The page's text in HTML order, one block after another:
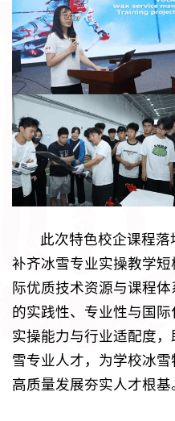
此次特色校企课程落
补齐冰雪专业实操教学
际优质技术资源与课程
的实践性、专业性与国
实操能力与行业适配度
雪专业人才，为学校冰
高质量发展夯实人才根基